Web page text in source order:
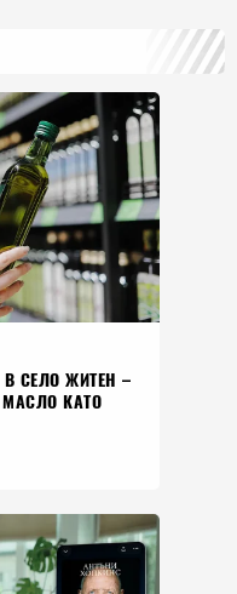
СЕЛО ЖИТЕН –
КАТО